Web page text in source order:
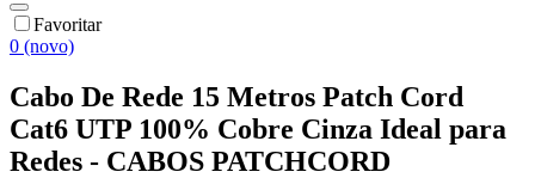
Favoritar
0 (novo)
Cabo De Rede 15 Metros Patch Cord
Cat6 UTP 100% Cobre Cinza Ideal para
Redes - CABOS PATCHCORD